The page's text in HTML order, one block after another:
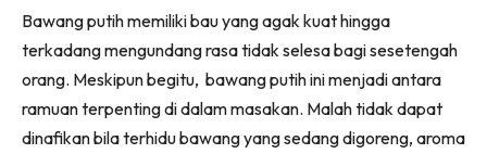
Bawang putih memiliki bau yang agak kuat hingga
terkadang mengundang rasa tidak selesa bagi sesetengah
orang. Meskipun begitu, bawang putih ini menjadi antara
ramuan terpenting di dalam masakan. Malah tidak dapat
dinafikan bila terhidu bawang yang sedang digoreng, aroma